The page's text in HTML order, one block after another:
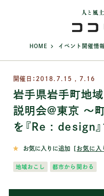
人と風
HOME イベント開催情
開催日：2018.7.15 , 7.16
岩手県岩手町地
説明会@東京 ～
を『Re : design
お気に入りに追加 ［お気に入
地域おこし 都市から関わる